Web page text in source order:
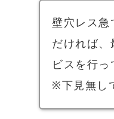
壁穴レス急
だければ
ビスを行
※下見無し